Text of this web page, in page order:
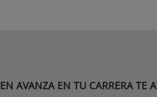
EN AVANZA EN TU CARRERA TE